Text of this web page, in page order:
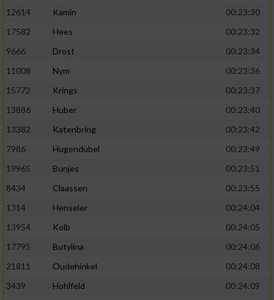
12614
Kamin
00:23:30
17582
Hees
00:23:32
9666
Drost
00:23:34
11008
Nym
00:23:36
15772
Krings
00:23:37
13886
Huber
00:23:40
13382
Katenbring
00:23:42
7986
Hugendubel
00:23:49
19965
Bunjes
00:23:51
8434
Claassen
00:23:55
1314
Henseler
00:24:04
13954
Kolb
00:24:05
17795
Butylina
00:24:06
21811
Oudehinkel
00:24:08
3439
Hohlfeld 00:24:09